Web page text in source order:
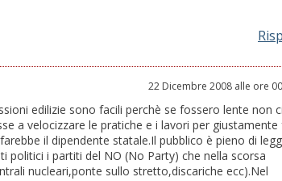
22 Dicembre 2008 alle ore
edilizie sono facili perchè se fossero lente non ci
a velocizzare le pratiche e i lavori per giustamente
il dipendente statale.Il pubblico è pieno di
politici i partiti del NO (No Party) che nella scorsa
nucleari,ponte sullo stretto,discariche ecc).Nel